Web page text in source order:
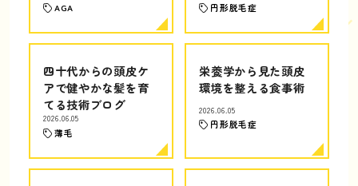
AGA 円形脱毛症
四十代からの頭皮ケ
アで健やかな髪を育
てる技術ブログ
2026.06.05
薄毛
栄養学から見た頭皮
環境を整える食事術
2026.06.05
円形脱毛症